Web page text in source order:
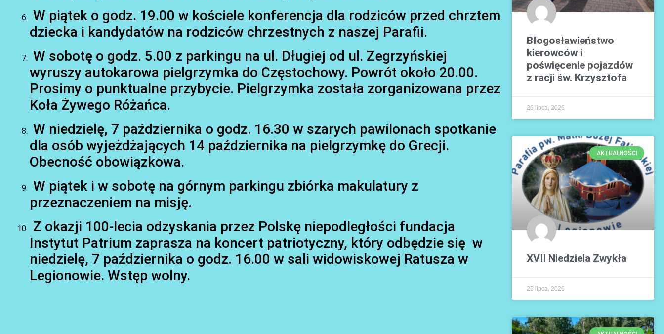
W piątek o godz. 19.00 w kościele konferencja dla rodziców przed chrztem
dziecka i kandydatów na rodziców chrzestnych z naszej Parafii.
W sobotę o godz. 5.00 z parkingu na ul. Długiej od ul. Zegrzyńskiej
wyruszy autokarowa pielgrzymka do Częstochowy. Powrót około 20.00.
Prosimy o punktualne przybycie. Pielgrzymka została zorganizowana przez
Koła Żywego Różańca.
W niedzielę, 7 października o godz. 16.30 w szarych pawilonach spotkanie
dla osób wyjeżdżających 14 października na pielgrzymkę do Grecji.
Obecność obowiązkowa.
W piątek i w sobotę na górnym parkingu zbiórka makulatury z
przeznaczeniem na misję.
Z okazji 100-lecia odzyskania przez Polskę niepodległości fundacja
Instytut Patrium zaprasza na koncert patriotyczny, który odbędzie się w
niedzielę, 7 października o godz. 16.00 w sali widowiskowej Ratusza w
Legionowie. Wstęp wolny.
Błogosławieństwo
kierowców i
poświęcenie pojazdów
z racji św. Krzysztofa
26 lipca, 2026
AKTUALNOŚCI
XVII Niedziela Zwykła
25 lipca, 2026